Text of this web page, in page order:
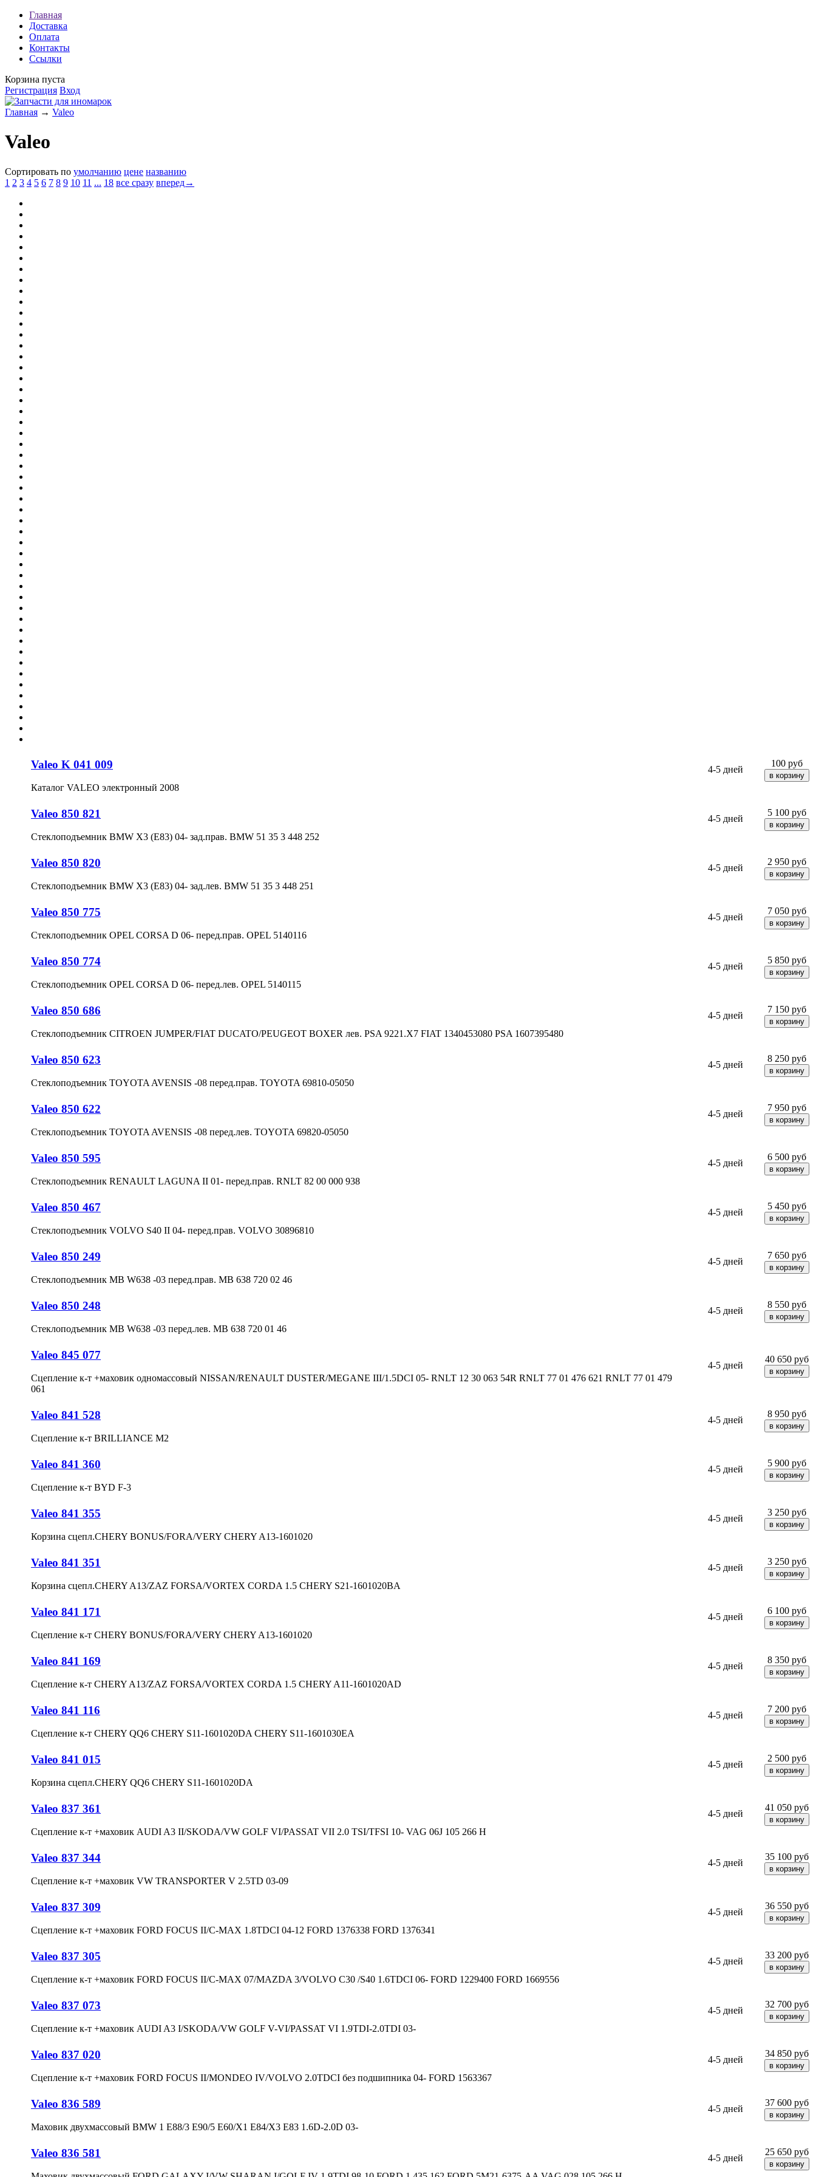
Главная
Доставка
Оплата
Контакты
Ссылки
Корзина пуста
Регистрация Вход
Главная → Valeo
Valeo
Сортировать по умолчанию цене названию
1 2 3 4 5 6 7 8 9 10 11 ... 18 все сразу вперед→
Valeo K 041 009
Каталог VALEO электронный 2008
4-5 дней
100 руб
Valeo 850 821
Стеклоподъемник BMW X3 (E83) 04- зад.прав. BMW 51 35 3 448 252
4-5 дней
5 100 руб
Valeo 850 820
Стеклоподъемник BMW X3 (E83) 04- зад.лев. BMW 51 35 3 448 251
4-5 дней
2 950 руб
Valeo 850 775
Стеклоподъемник OPEL CORSA D 06- перед.прав. OPEL 5140116
4-5 дней
7 050 руб
Valeo 850 774
Стеклоподъемник OPEL CORSA D 06- перед.лев. OPEL 5140115
4-5 дней
5 850 руб
Valeo 850 686
Стеклоподъемник CITROEN JUMPER/FIAT DUCATO/PEUGEOT BOXER лев. PSA 9221.X7 FIAT 1340453080 PSA 1607395480
4-5 дней
7 150 руб
Valeo 850 623
Стеклоподъемник TOYOTA AVENSIS -08 перед.прав. TOYOTA 69810-05050
4-5 дней
8 250 руб
Valeo 850 622
Стеклоподъемник TOYOTA AVENSIS -08 перед.лев. TOYOTA 69820-05050
4-5 дней
7 950 руб
Valeo 850 595
Стеклоподъемник RENAULT LAGUNA II 01- перед.прав. RNLT 82 00 000 938
4-5 дней
6 500 руб
Valeo 850 467
Стеклоподъемник VOLVO S40 II 04- перед.прав. VOLVO 30896810
4-5 дней
5 450 руб
Valeo 850 249
Стеклоподъемник MB W638 -03 перед.прав. MB 638 720 02 46
4-5 дней
7 650 руб
Valeo 850 248
Стеклоподъемник MB W638 -03 перед.лев. MB 638 720 01 46
4-5 дней
8 550 руб
Valeo 845 077
Сцепление к-т +маховик одномассовый NISSAN/RENAULT DUSTER/MEGANE III/1.5DCI 05- RNLT 12 30 063 54R RNLT 77 01 476 621 RNLT 77 01 479
061
4-5 дней
40 650 руб
Valeo 841 528
Сцепление к-т BRILLIANCE M2
4-5 дней
8 950 руб
Valeo 841 360
Сцепление к-т BYD F-3
4-5 дней
5 900 руб
Valeo 841 355
Корзина сцепл.CHERY BONUS/FORA/VERY CHERY A13-1601020
4-5 дней
3 250 руб
Valeo 841 351
Корзина сцепл.CHERY A13/ZAZ FORSA/VORTEX CORDA 1.5 CHERY S21-1601020BA
4-5 дней
3 250 руб
Valeo 841 171
Сцепление к-т CHERY BONUS/FORA/VERY CHERY A13-1601020
4-5 дней
6 100 руб
Valeo 841 169
Сцепление к-т CHERY A13/ZAZ FORSA/VORTEX CORDA 1.5 CHERY A11-1601020AD
4-5 дней
8 350 руб
Valeo 841 116
Сцепление к-т CHERY QQ6 CHERY S11-1601020DA CHERY S11-1601030EA
4-5 дней
7 200 руб
Valeo 841 015
Корзина сцепл.CHERY QQ6 CHERY S11-1601020DA
4-5 дней
2 500 руб
Valeo 837 361
Сцепление к-т +маховик AUDI A3 II/SKODA/VW GOLF VI/PASSAT VII 2.0 TSI/TFSI 10- VAG 06J 105 266 H
4-5 дней
41 050 руб
Valeo 837 344
Сцепление к-т +маховик VW TRANSPORTER V 2.5TD 03-09
4-5 дней
35 100 руб
Valeo 837 309
Сцепление к-т +маховик FORD FOCUS II/C-MAX 1.8TDCI 04-12 FORD 1376338 FORD 1376341
4-5 дней
36 550 руб
Valeo 837 305
Сцепление к-т +маховик FORD FOCUS II/C-MAX 07/MAZDA 3/VOLVO C30 /S40 1.6TDCI 06- FORD 1229400 FORD 1669556
4-5 дней
33 200 руб
Valeo 837 073
Сцепление к-т +маховик AUDI A3 I/SKODA/VW GOLF V-VI/PASSAT VI 1.9TDI-2.0TDI 03-
4-5 дней
32 700 руб
Valeo 837 020
Сцепление к-т +маховик FORD FOCUS II/MONDEO IV/VOLVO 2.0TDCI без подшипника 04- FORD 1563367
4-5 дней
34 850 руб
Valeo 836 589
Маховик двухмассовый BMW 1 E88/3 E90/5 E60/X1 E84/X3 E83 1.6D-2.0D 03-
4-5 дней
37 600 руб
Valeo 836 581 4-5 дней
25 650 руб